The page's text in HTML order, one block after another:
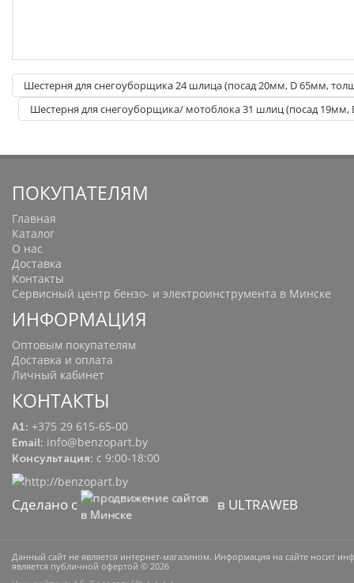
Шестерня для снегоуборщика 24 шлица (посад 20мм, D 65мм,
Шестерня для снегоуборщика/ мотоблока 31 шлиц (посад
ПОКУПАТЕЛЯМ
Главная
Каталог
О нас
Доставка
Контакты
Сервисный центр бензо- и электроинструмента в Минске
ИНФОРМАЦИЯ
Оптовым покупателям
Доставка и оплата
Личный кабинет
КОНТАКТЫ
A1: +375 29 615-65-00
Email: info@benzopart.by
Консультация: с 9:00-18:00
Сделано с в ULTRAWEB
Данный сайт не является интернет-магазином. Информация на сайте носит
является публичной офертой © 2026